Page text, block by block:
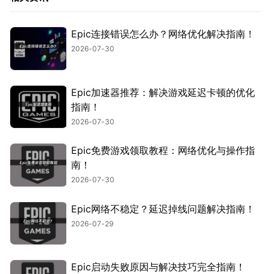
Epic连接错误怎么办？网络优化解决指南！
2026-07-30
Epic加速器推荐：解决游戏延迟卡顿的优化
指南！
2026-07-30
Epic免费游戏领取教程：网络优化与操作指
南！
2026-07-30
Epic网络不稳定？延迟掉线问题解决指南！
2026-07-29
Epic启动失败原因与解决技巧完全指南！